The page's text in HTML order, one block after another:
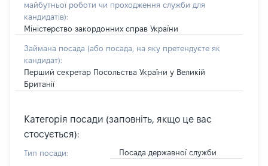
майбутньої роботи чи проходження служби для
кандидатів):
Міністерство закордонних справ України
Займана посада (або посада, на яку претендуєте як
кандидат):
Перший секретар Посольства України у Великій
Британії
Категорія посади (заповніть, якщо це вас
стосується):
Тип посади: Посада державної служби